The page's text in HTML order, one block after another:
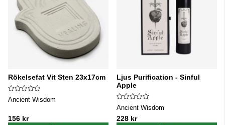
Rökelsefat Vit Sten 23x17cm
Ancient Wisdom
156 kr
Ljus Purification - Sinful
Apple
Ancient Wisdom
228 kr